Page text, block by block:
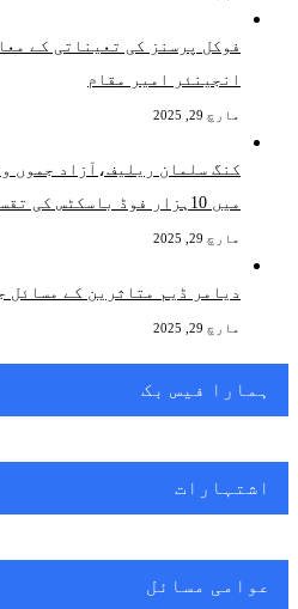
فوکل پرسنز کی تعیناتی کے
انجینئر امیر مقام
مارچ 29, 2025
کنگ سلمان ریلیف،آزاد جموں
میں 10ہزار فوڈ باسکٹس کی تقسیم
مارچ 29, 2025
دیامر ڈیم متاثرین کے مسائل
مارچ 29, 2025
ہمارا فیس بک
اشتہارات
عوامی مسائل